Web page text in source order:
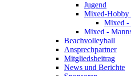
Jugend
Mixed-Hobby
Mixed -
Mixed -
Beachvolleyball
Ansprechpartner
Mitgliedsbeitrag
News und Berichte